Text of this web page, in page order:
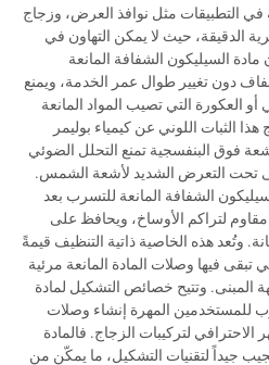
في التطبيقات مثل نوافذ العرض، وزجاج
الدقيقة، حيث لا يمكن التهاون في
السيليكون الشفافة المانعة
دون تغيير طوال عمر الخدمة، ويمنع
أو العكورة التي تصيب المواد المانعة
الثبات اللوني عن كيمياء بوليمر
فوق البنفسجية تمنع التحلل الضوئي
تحت التعرض الشديد لأشعة الشمس.
الشفافة المانعة للتسرب بعد
لتراكم الأوساخ، ويحافظ على
وتُعد هذه الخاصية ذاتية التنظيف قيمةً
تبقى فيها وصلات المادة المانعة مرئية
المبنى. وتتيح خصائص التشكيل لمادة
للمستخدمين المهرة إنشاء وصلات
لتركيبات الزجاج. فالمادة
جيداً لتقنيات التشكيل، ما يمكّن من